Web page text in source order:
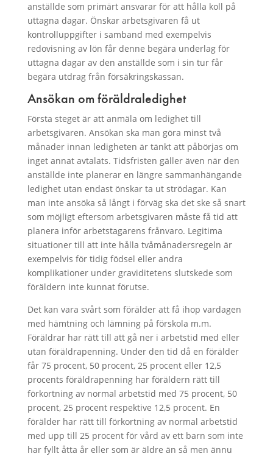
anställde som primärt ansvarar för att hålla koll på
uttagna dagar. Önskar arbetsgivaren få ut
kontrolluppgifter i samband med exempelvis
redovisning av lön får denne begära underlag för
uttagna dagar av den anställde som i sin tur får
begära utdrag från försäkringskassan.
Ansökan om föräldraledighet
Första steget är att anmäla om ledighet till
arbetsgivaren. Ansökan ska man göra minst två
månader innan ledigheten är tänkt att påbörjas om
inget annat avtalats. Tidsfristen gäller även när den
anställde inte planerar en längre sammanhängande
ledighet utan endast önskar ta ut strödagar. Kan
man inte ansöka så långt i förväg ska det ske så snart
som möjligt eftersom arbetsgivaren måste få tid att
planera inför arbetstagarens frånvaro. Legitima
situationer till att inte hålla tvåmånadersregeln är
exempelvis för tidig födsel eller andra
komplikationer under graviditetens slutskede som
föräldern inte kunnat förutse.
Det kan vara svårt som förälder att få ihop vardagen
med hämtning och lämning på förskola m.m.
Föräldrar har rätt till att gå ner i arbetstid med eller
utan föräldrapenning. Under den tid då en förälder
får 75 procent, 50 procent, 25 procent eller 12,5
procents föräldrapenning har föräldern rätt till
förkortning av normal arbetstid med 75 procent, 50
procent, 25 procent respektive 12,5 procent. En
förälder har rätt till förkortning av normal arbetstid
med upp till 25 procent för vård av ett barn som inte
har fyllt åtta år eller som är äldre än så men ännu